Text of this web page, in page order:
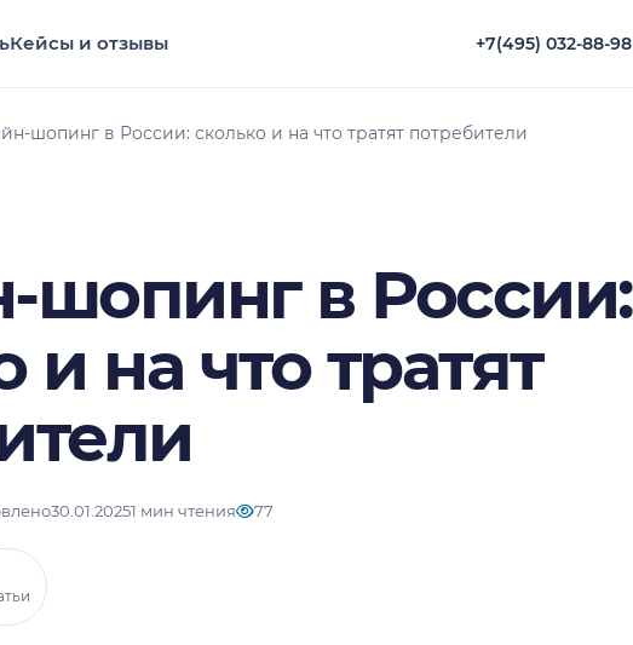
Кейсы и отзывы +7(495) 032-88-98
шопинг в России: сколько и на что тратят потребители
шопинг в России:
и на что тратят
30.01.20251 мин чтения 77